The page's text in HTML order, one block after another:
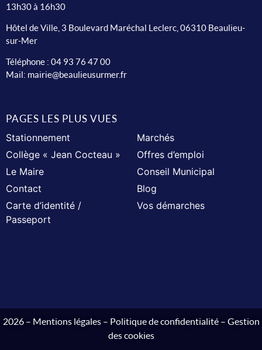
13h30 à 16h30
Hôtel de Ville, 3 Boulevard Maréchal Leclerc, 06310 Beaulieu-
sur-Mer
Téléphone : 04 93 76 47 00
Mail: mairie@beaulieusurmer.fr
PAGES LES PLUS VUES
Stationnement
Marchés
Collège « Jean Cocteau »
Offres d’emploi
Le Maire
Conseil Municipal
Contact
Blog
Carte d’identité /
Passeport
Vos démarches
2026 – Mentions légales– Politique de confidentialité– Gestion
des cookies